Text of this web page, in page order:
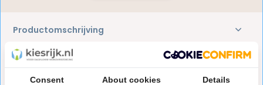
Productomschrijving
Reviews
Consent About cookies Details